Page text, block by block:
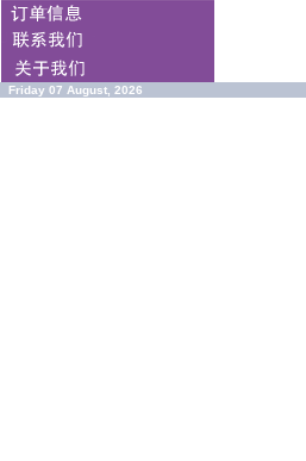
Friday 07 August, 2026